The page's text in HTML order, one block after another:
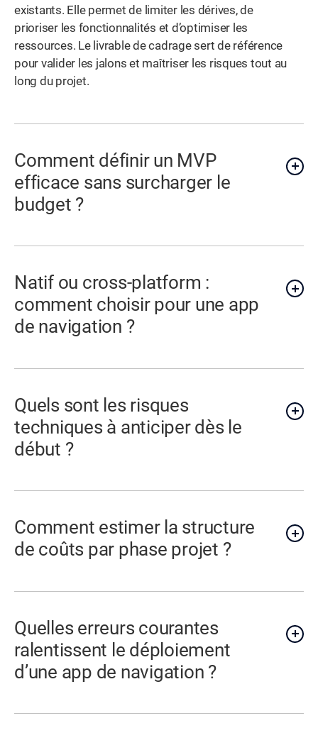
existants. Elle permet de limiter les dérives, de
prioriser les fonctionnalités et d’optimiser les
ressources. Le livrable de cadrage sert de référence
pour valider les jalons et maîtriser les risques tout au
long du projet.
Comment définir un MVP
efficace sans surcharger le
budget ?
Natif ou cross-platform :
comment choisir pour une app
de navigation ?
Quels sont les risques
techniques à anticiper dès le
début ?
Comment estimer la structure
de coûts par phase projet ?
Quelles erreurs courantes
ralentissent le déploiement
d’une app de navigation ?